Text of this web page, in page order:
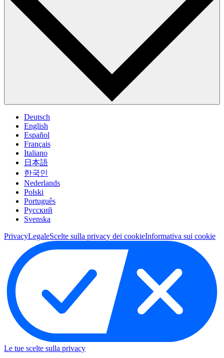
Deutsch
English
Español
Français
Italiano
日本語
한국인
Nederlands
Polski
Português
Pусский
Svenska
PrivacyLegaleScelte sulla privacy dei cookieInformativa sui cookie
Le tue scelte sulla privacy